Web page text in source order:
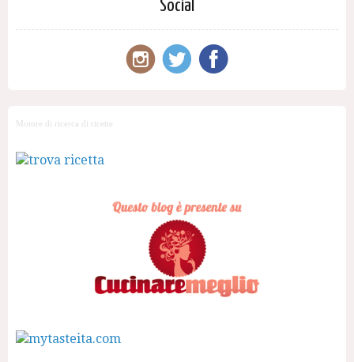
Social
Motore di ricerca di ricette